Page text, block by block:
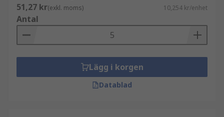
51,27 kr(exkl. moms) 10,254 kr/enhet
Antal
Lägg i korgen
Datablad